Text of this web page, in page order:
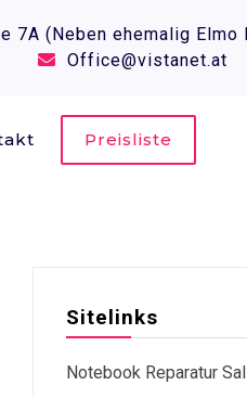
7A (Neben ehemalig Elmo
Office@vistanet.at
Preisliste
Sitelinks
Notebook Reparatur